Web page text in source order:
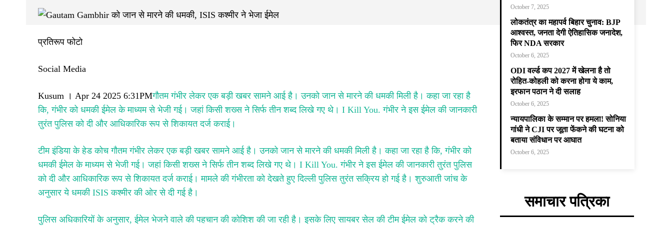
प्रतिरूप फोटो
Social Media
Kusum । Apr 24 2025 6:31PMगौतम गंभीर लेकर एक बड़ी खबर सामने आई है। उनको जान से मारने की धमकी मिली है। कहा जा रहा है
कि, गंभीर को धमकी ईमेल के माध्यम से भेजी गई। जहां किसी शख्स ने सिर्फ तीन शब्द लिखे गए थे। I Kill You. गंभीर ने इस ईमेल की जानकारी
तुरंत पुलिस को दी और आधिकारिक रूप से शिकायत दर्ज कराई।
टीम इंडिया के हेड कोच गौतम गंभीर लेकर एक बड़ी खबर सामने आई है। उनको जान से मारने की धमकी मिली है। कहा जा रहा है कि, गंभीर को
धमकी ईमेल के माध्यम से भेजी गई। जहां किसी शख्स ने सिर्फ तीन शब्द लिखे गए थे। I Kill You. गंभीर ने इस ईमेल की जानकारी तुरंत पुलिस
को दी और आधिकारिक रूप से शिकायत दर्ज कराई। मामले की गंभीरता को देखते हुए दिल्ली पुलिस तुरंत सक्रिय हो गई है। शुरुआती जांच के
अनुसार ये धमकी ISIS कश्मीर की ओर से दी गई है।
पुलिस अधिकारियों के अनुसार, ईमेल भेजने वाले की पहचान की कोशिश की जा रही है। इसके लिए सायबर सेल की टीम ईमेल को ट्रैक करने की
October 7, 2025
लोकतंत्र का महापर्व बिहार चुनाव: BJP
आश्वस्त, जनता देगी ऐतिहासिक जनादेश,
फिर NDA सरकार
October 6, 2025
ODI वर्ल्ड कप 2027 में खेलना है तो
रोहित-कोहली को करना होगा ये काम,
इरफान पठान ने दी सलाह
October 6, 2025
न्यायपालिका के सम्मान पर हमला! सोनिया
गांधी ने CJI पर जूता फेंकने की घटना को
बताया संविधान पर आघात
October 6, 2025
समाचार पत्रिका